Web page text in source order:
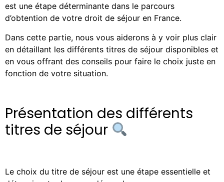
est une étape déterminante dans le parcours
d’obtention de votre droit de séjour en France.
Dans cette partie, nous vous aiderons à y voir plus clair
en détaillant les différents titres de séjour disponibles et
en vous offrant des conseils pour faire le choix juste en
fonction de votre situation.
Présentation des différents
titres de séjour
Le choix du titre de séjour est une étape essentielle et